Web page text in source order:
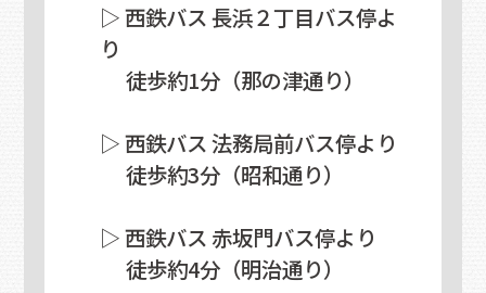
▷ 西鉄バス 長浜２丁目バス停よ
り
徒歩約1分（那の津通り）
▷ 西鉄バス 法務局前バス停より
徒歩約3分（昭和通り）
▷ 西鉄バス 赤坂門バス停より
徒歩約4分（明治通り）